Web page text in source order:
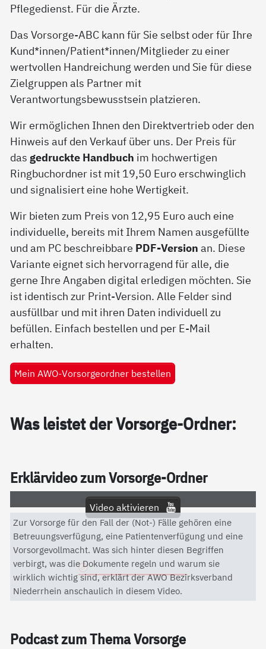
Pflegedienst. Für die Ärzte.
Das Vorsorge-ABC kann für Sie selbst oder für Ihre
Kund*innen/Patient*innen/Mitglieder zu einer
wertvollen Handreichung werden und Sie für diese
Zielgruppen als Partner mit
Verantwortungsbewusstsein platzieren.
Wir ermöglichen Ihnen den Direktvertrieb oder den
Hinweis auf den Verkauf über uns. Der Preis für
das gedruckte Handbuch im hochwertigen
Ringbuchordner ist mit 19,50 Euro erschwinglich
und signalisiert eine hohe Wertigkeit.
Wir bieten zum Preis von 12,95 Euro auch eine
individuelle, bereits mit Ihrem Namen ausgefüllte
und am PC beschreibbare PDF-Version an. Diese
Variante eignet sich hervorragend für alle, die
gerne Ihre Angaben digital erledigen möchten. Sie
ist identisch zur Print-Version. Alle Felder sind
ausfüllbar und mit ihren Daten individuell zu
befüllen. Einfach bestellen und per E-Mail
erhalten.
Mein AWO-Vorsorgeordner bestellen
Was leis­tet der Vor­sor­ge-Ord­ner:
Er­klär­vi­deo zum Vor­sor­ge-Ord­ner
Video aktivieren
Mit dem Aktivieren des Videos akzeptieren Sie die
Datenschutzerklärung von YouTube.
Datenschutzerklärung
Zur Vorsorge für den Fall der (Not-) Fälle gehören eine
Betreuungsverfügung, eine Patientenverfügung und eine
Vorsorgevollmacht. Was sich hinter diesen Begriffen
verbirgt, was die Dokumente regeln und warum sie
wirklich wichtig sind, erklärt der AWO Bezirksverband
Niederrhein anschaulich in diesem Video.
Pod­cast zum The­ma Vor­sor­ge